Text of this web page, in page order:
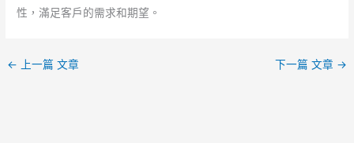
性，滿足客戶的需求和期望。
← 上一篇 文章 下一篇 文章 →